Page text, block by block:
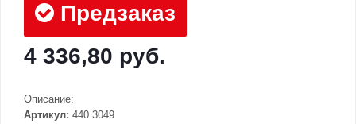
Предзаказ
4 336,80 руб.
Описание:
Артикул: 440.3049